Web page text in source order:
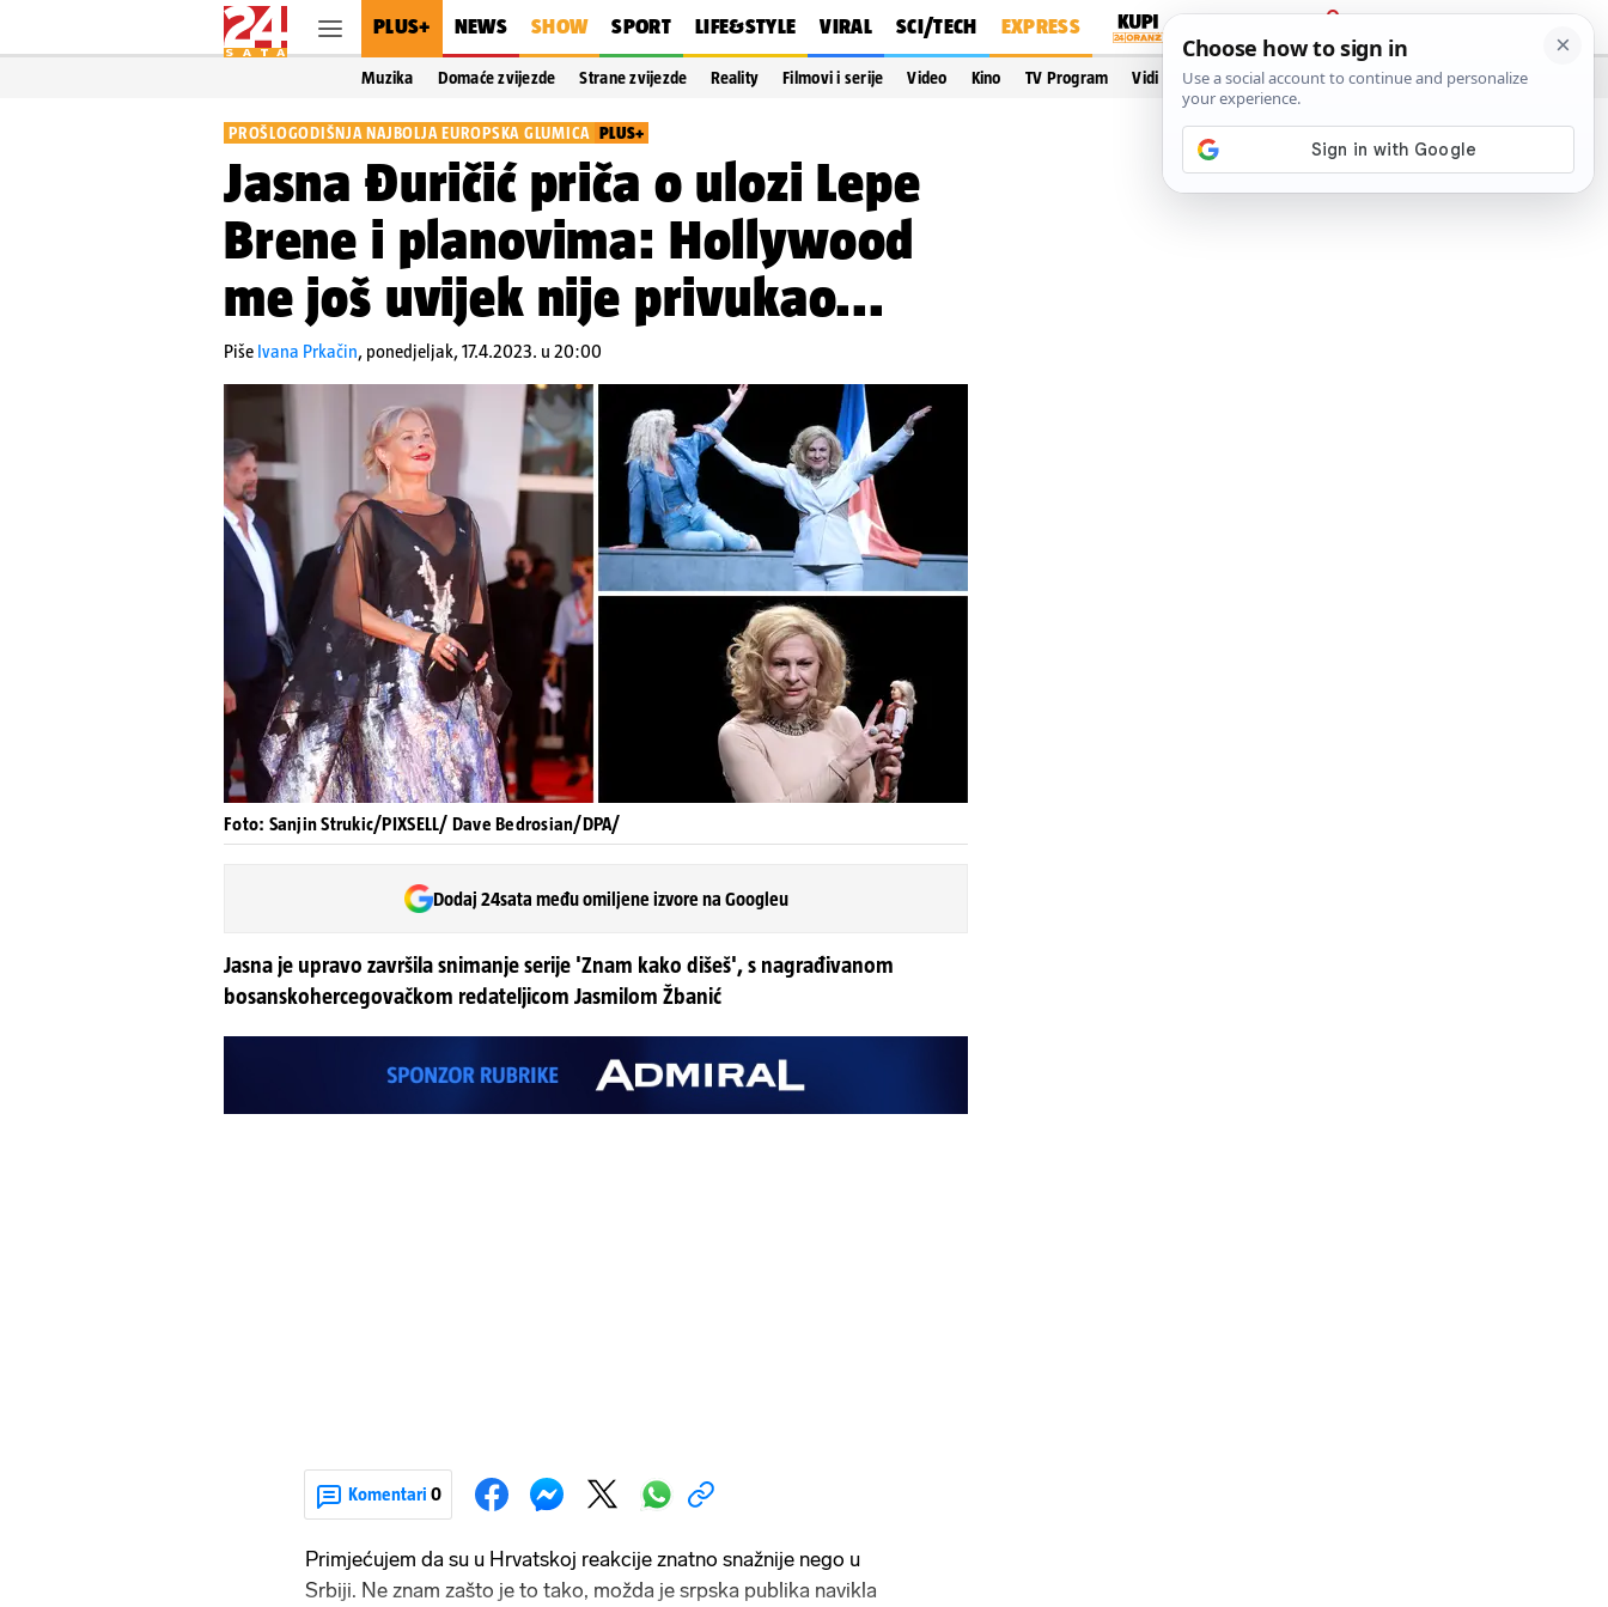
PLUS+ NEWS SHOW SPORT LIFE&STYLE VIRAL SCI/TECH EXPRESS
PRIJAVA
Muzika Domaće zvijezde Strane zvijezde Reality Filmovi i serije Video Kino TV Program Vidi još…
PROŠLOGODIŠNJA NAJBOLJA EUROPSKA GLUMICA PLUS+
Jasna Đuričić priča o ulozi Lepe
Brene i planovima: Hollywood
me još uvijek nije privukao...
Piše Ivana Prkačin, ponedjeljak, 17.4.2023. u 20:00
Foto: Sanjin Strukic/PIXSELL/ Dave Bedrosian/DPA/
Dodaj 24sata među omiljene izvore na Googleu
Jasna je upravo završila snimanje serije 'Znam kako dišeš', s nagrađivanom
bosanskohercegovačkom redateljicom Jasmilom Žbanić
Komentari 0
Primjećujem da su u Hrvatskoj reakcije znatno snažnije nego u
Srbiji. Ne znam zašto je to tako, možda je srpska publika navikla